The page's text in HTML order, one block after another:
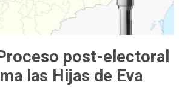
post-electoral
las Hijas de Eva